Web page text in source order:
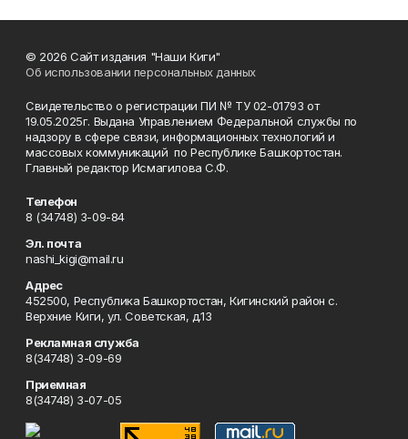
© 2026 Сайт издания "Наши Киги"
Об использовании персональных данных
Свидетельство о регистрации ПИ № ТУ 02-01793 от
19.05.2025г. Выдана Управлением Федеральной службы по
надзору в сфере связи, информационных технологий и
массовых коммуникаций по Республике Башкортостан.
Главный редактор Исмагилова С.Ф.
Телефон
8 (34748) 3-09-84
Эл. почта
nashi_kigi@mail.ru
Адрес
452500, Республика Башкортостан, Кигинский район с.
Верхние Киги, ул. Советская, д.13
Рекламная служба
8(34748) 3-09-69
Приемная
8(34748) 3-07-05